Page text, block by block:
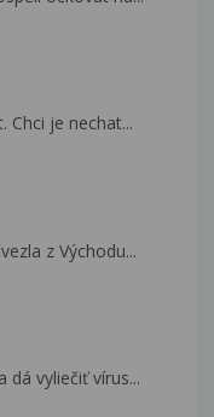
Chci je nechat...
z Východu...
dá vyliečiť vírus...